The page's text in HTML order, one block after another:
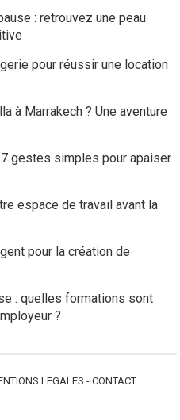
: retrouvez une peau
pour réussir une location
à Marrakech ? Une aventure
gestes simples pour apaiser
espace de travail avant la
pour la création de
: quelles formations sont
?
LEGALES - CONTACT